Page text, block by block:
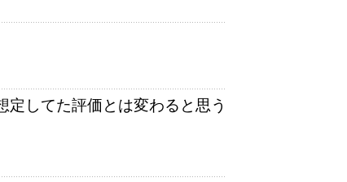
してた評価とは変わると思う